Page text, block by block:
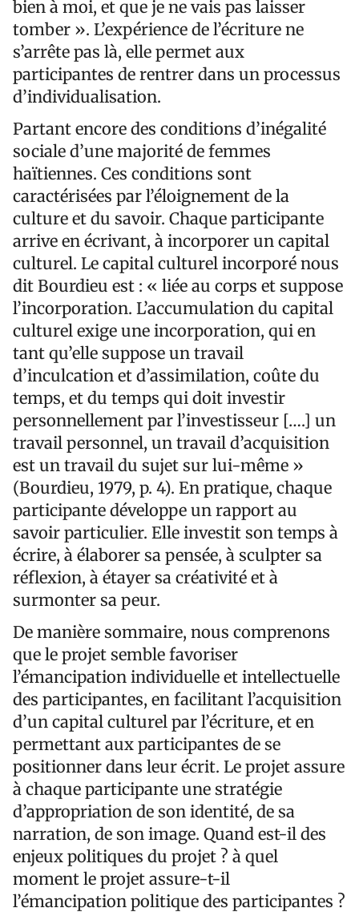
bien à moi, et que je ne vais pas laisser
tomber ». L’expérience de l’écriture ne
s’arrête pas là, elle permet aux
participantes de rentrer dans un processus
d’individualisation.
Partant encore des conditions d’inégalité
sociale d’une majorité de femmes
haïtiennes. Ces conditions sont
caractérisées par l’éloignement de la
culture et du savoir. Chaque participante
arrive en écrivant, à incorporer un capital
culturel. Le capital culturel incorporé nous
dit Bourdieu est : « liée au corps et suppose
l’incorporation. L’accumulation du capital
culturel exige une incorporation, qui en
tant qu’elle suppose un travail
d’inculcation et d’assimilation, coûte du
temps, et du temps qui doit investir
personnellement par l’investisseur [….] un
travail personnel, un travail d’acquisition
est un travail du sujet sur lui-même »
(Bourdieu, 1979, p. 4). En pratique, chaque
participante développe un rapport au
savoir particulier. Elle investit son temps à
écrire, à élaborer sa pensée, à sculpter sa
réflexion, à étayer sa créativité et à
surmonter sa peur.
De manière sommaire, nous comprenons
que le projet semble favoriser
l’émancipation individuelle et intellectuelle
des participantes, en facilitant l’acquisition
d’un capital culturel par l’écriture, et en
permettant aux participantes de se
positionner dans leur écrit. Le projet assure
à chaque participante une stratégie
d’appropriation de son identité, de sa
narration, de son image. Quand est-il des
enjeux politiques du projet ? à quel
moment le projet assure-t-il
l’émancipation politique des participantes ?